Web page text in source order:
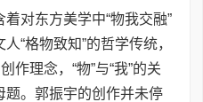
对东方美学中“物我交融”
“格物致知”的哲学传统，
作理念，“物”与“我”的关
题。郭振宇的创作并未停